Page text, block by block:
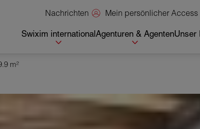
Nachrichten Mein persönlicher Access
Swixim internationalAgenturen & AgentenUnser
m²